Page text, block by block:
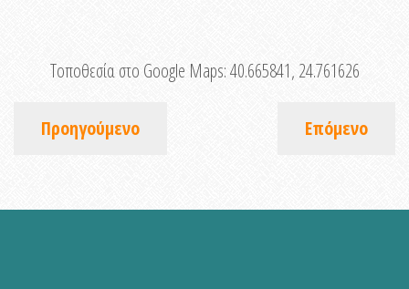
Τοποθεσία στο Google Maps:40.665841, 24.761626
Προηγούμενο Επόμενο